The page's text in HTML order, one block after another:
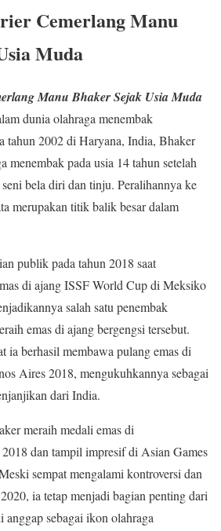
Cemerlang Manu
Muda
Manu Bhaker Sejak Usia Muda
dunia olahraga menembak
tahun 2002 di Haryana, India, Bhaker
menembak pada usia 14 tahun setelah
bela diri dan tinju. Peralihannya ke
merupakan titik balik besar dalam
publik pada tahun 2018 saat
di ajang ISSF World Cup di Meksiko
salah satu penembak
emas di ajang bergengsi tersebut.
ia berhasil membawa pulang emas di
Aires 2018, mengukuhkannya sebagai
dari India.
meraih medali emas di
dan tampil impresif di Asian Games
sempat mengalami kontroversi dan
ia tetap menjadi bagian penting dari
sebagai ikon olahraga